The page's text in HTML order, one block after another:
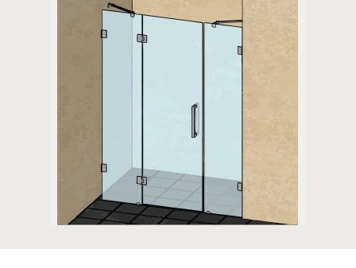
بدون فريم لولايي (مدل 5)